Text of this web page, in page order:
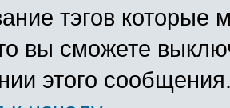
тэгов
вы сможете
этого